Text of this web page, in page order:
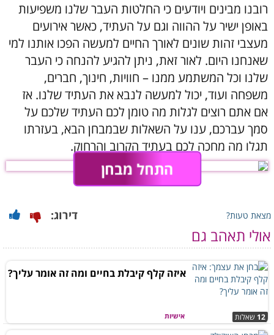
רובנו מבינים ויודעים כי החלטות העבר שלנו משפיעות
באופן ישיר על ההווה וגם על העתיד, כאשר אירועים
מעצבי זהות שונים לאורך החיים למעשה הפכו אותנו למי
שאנחנו היום. לאור זאת, ניתן להגיע להנחה כי העבר
שלנו וכל המשתמע ממנו – חוויות, חינוך, חברים,
משפחה ועוד, יכול למעשה לנבא את העתיד שלנו. אז
אם אתם רוצים לגלות מה טומן לכם העתיד שלכם על
סמך עברכם, ענו על השאלות שבמבחן הבא, בעזרתו
תגלו מה מחכה לכם בעתיד הקרוב והרחוק.
התחל מבחן
מצאת טעות? דירוג:
אולי תאהב גם
אישיות 12 שאלות
איזה קלף קיבלת בחיים ומה זה אומר עליך?